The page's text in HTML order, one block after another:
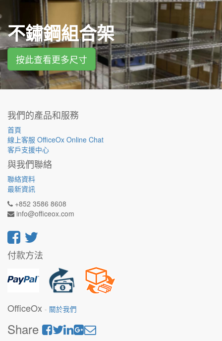
不鏽鋼組合架
按此查看更多尺寸
我們的產品和服務
首頁
線上客服 OfficeOx Online Chat
客戶支援中心
與我們聯絡
聯絡資料
最新資訊
+852 3586 8608
info@officeox.com
付款方法
OfficeOx - 關於我們
Share